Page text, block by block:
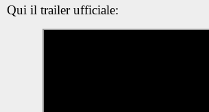
Qui il trailer ufficiale: